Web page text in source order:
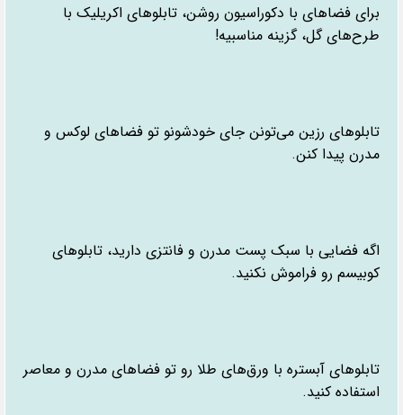
برای فضاهای با دکوراسیون روشن، تابلوهای اکریلیک با
طرح‌های گل، گزینه مناسبیه!
تابلوهای رزین می‌تونن جای خودشونو تو فضاهای لوکس و
مدرن پیدا کنن.
اگه فضایی با سبک پست مدرن و فانتزی دارید، تابلوهای
کوبیسم رو فراموش نکنید.
تابلوهای آبستره با ورق‌های طلا رو تو فضاهای مدرن و معاصر
استفاده کنید.